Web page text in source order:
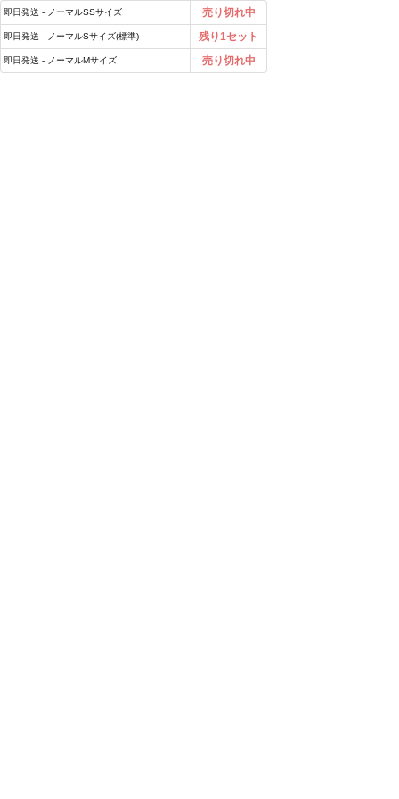
即日発送 - ノーマルSSサイズ 売り切れ中
即日発送 - ノーマルSサイズ(標準) 残り1セット
即日発送 - ノーマルMサイズ 売り切れ中